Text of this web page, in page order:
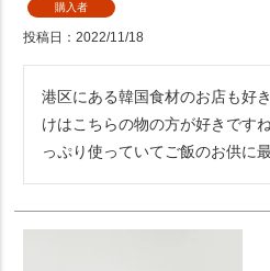
購入者
投稿日 2022/11/18
港区にある韓国食材のお店も好
けはこちらの物の方が好きです
っぷり使っていてご飯のお供に